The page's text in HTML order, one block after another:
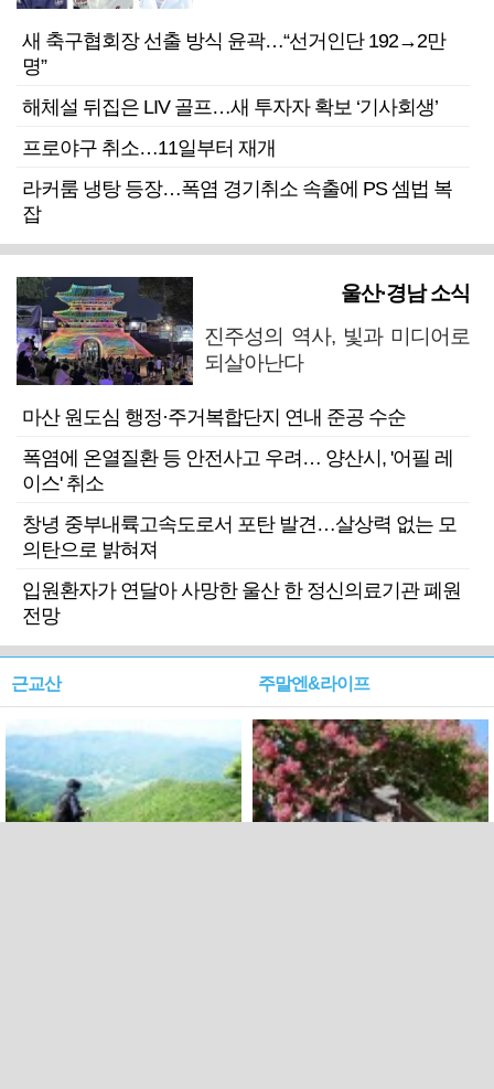
새 축구협회장 선출 방식 윤곽…“선거인단 192→2만
명”
해체설 뒤집은 LIV 골프…새 투자자 확보 ‘기사회생’
프로야구 취소…11일부터 재개
라커룸 냉탕 등장…폭염 경기취소 속출에 PS 셈법 복
잡
울산·경남 소식
진주성의 역사, 빛과 미디어로
되살아난다
마산 원도심 행정·주거복합단지 연내 준공 수순
폭염에 온열질환 등 안전사고 우려… 양산시, '어필 레
이스' 취소
창녕 중부내륙고속도로서 포탄 발견…살상력 없는 모
의탄으로 밝혀져
입원환자가 연달아 사망한 울산 한 정신의료기관 폐원
전망
근교산 주말엔&라이프